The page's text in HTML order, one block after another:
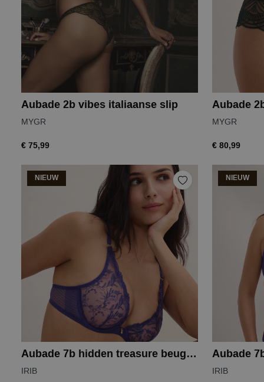
Aubade 2b vibes italiaanse slip
MYGR
€ 75,99
Aubade
MYGR
€ 80,99
NIEUW
Aubade 7b hidden treasure beugelbh
IRIB
NIEUW
IRIB